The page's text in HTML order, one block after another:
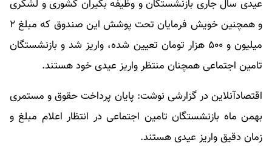
عیدی سال جاری بازنشستگان و وظیفه بگیران کشوری و لشکری
و همچنین خویش فرمایان تحت پوشش این صندوق که مبلغ ۲
میلیون و ۵۰۰ هزار تومان تعیین شده، واریز شد و بازنشستگان
تامین اجتماعی همچنان منتظر واریز عیدی خود هستند.
اقتصادآنلاین در گزارشی نوشت: پایان پرداخت حقوق و مستمری
بهمن ماه بازنشستگان تامین اجتماعی در انتظار اعلام مبلغ و
زمان دقیق واریز عیدی هستند.